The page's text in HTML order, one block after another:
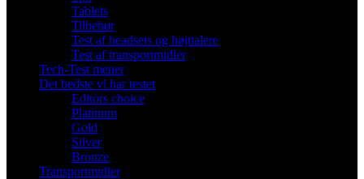
Tablets
Tilbehør
Test af headsets og højttalere
Test af transportmidler
Tech-Test mener
Det bedste vi har testet
Editors choice
Platinum
Gold
Silver
Bronze
Transportmidler